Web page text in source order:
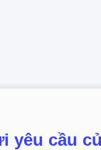
yêu cầu